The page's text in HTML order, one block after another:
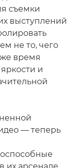
съемки
выступлений
не то, чего
время
и
— теперь